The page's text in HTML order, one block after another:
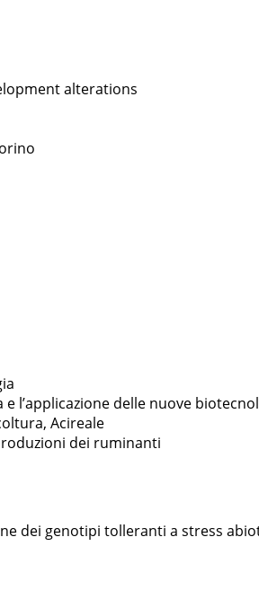
alterations
l’applicazione delle nuove
Acireale
dei ruminanti
dei genotipi tolleranti a stress